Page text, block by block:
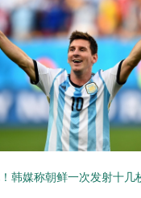
韩媒称朝鲜一次发射十几